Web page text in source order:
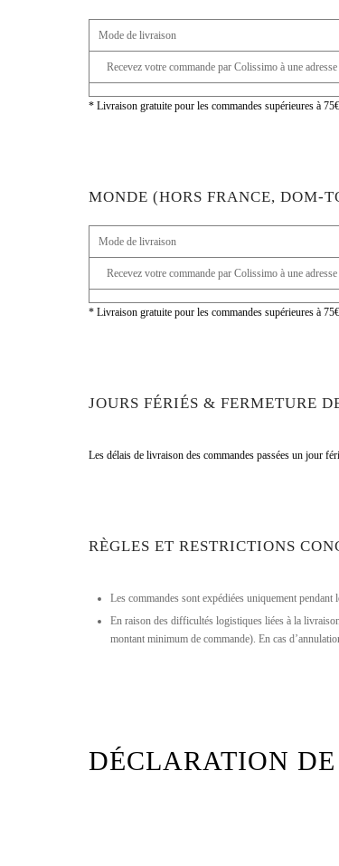
Mode de livraison
Recevez votre commande par Colissimo à une
* Livraison gratuite pour les commandes supérieures à
MONDE (HORS FRANCE, DOM-
Mode de livraison
Recevez votre commande par Colissimo à une
* Livraison gratuite pour les commandes supérieures à
JOURS FÉRIÉS & FERMETURE
Les délais de livraison des commandes passées un jour
RÈGLES ET RESTRICTIONS
Les commandes sont expédiées uniquement
En raison des difficultés logistiques liées à la
montant minimum de commande). En cas
DÉCLARATION